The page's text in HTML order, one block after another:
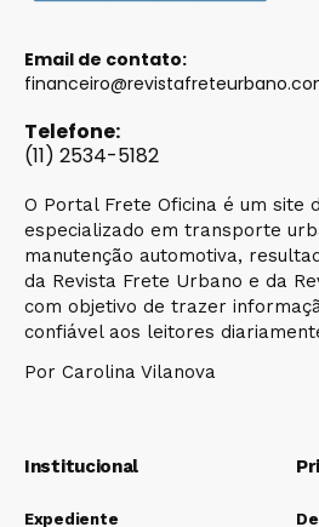
Email de contato:
Telefone:
(11) 2534-5182
O Portal Frete Oficina é um site
especializado em transporte
manutenção automotiva,
da Revista Frete Urbano e da
com objetivo de trazer
confiável aos leitores
Por Carolina Vilanova
Institucional
Expediente